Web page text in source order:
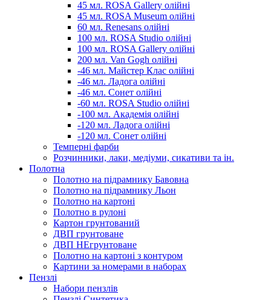
45 мл. ROSA Gallery олійні
45 мл. ROSA Museum олійні
60 мл. Renesans олійні
100 мл. ROSA Studio олійні
100 мл. ROSA Gallery олійні
200 мл. Van Gogh олійні
-46 мл. Майстер Клас олійні
-46 мл. Ладога олійні
-46 мл. Сонет олійні
-60 мл. ROSA Studio олійні
-100 мл. Академія олійні
-120 мл. Ладога олійні
-120 мл. Сонет олійні
Темперні фарби
Розчинники, лаки, медіуми, сикативи та ін.
Полотна
Полотно на підрамнику Бавовна
Полотно на підрамнику Льон
Полотно на картоні
Полотно в рулоні
Картон грунтований
ДВП грунтоване
ДВП НЕгрунтоване
Полотно на картоні з контуром
Картини за номерами в наборах
Пензлі
Набори пензлів